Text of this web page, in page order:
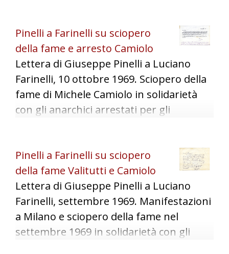
Pinelli a Farinelli su sciopero
della fame e arresto Camiolo
Lettera di Giuseppe Pinelli a Luciano
Farinelli, 10 ottobre 1969. Sciopero della
fame di Michele Camiolo in solidarietà
con gli anarchici arrestati per gli
forzato all'Ospedale Fatebenefratelli.
Questioni amministrative e cenno al
convegno dei GIA (Gruppi di Iniziativa
Anarchica) del 2 novembre 1969.
Pinelli a Farinelli su sciopero
della fame Valitutti e Camiolo
Lettera di Giuseppe Pinelli a Luciano
Farinelli, settembre 1969. Manifestazioni
a Milano e sciopero della fame nel
settembre 1969 in solidarietà con gli